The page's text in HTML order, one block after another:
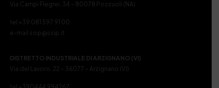
Via Campi Flegrei, 34 – 80078 Pozzuoli (NA)
tel +39 081 597 91 00
e-mail ssip@ssip.it
DISTRETTO INDUSTRIALE DI ARZIGNANO (VI)
Via del Lavoro, 22 – 36077 – Arzignano (VI)